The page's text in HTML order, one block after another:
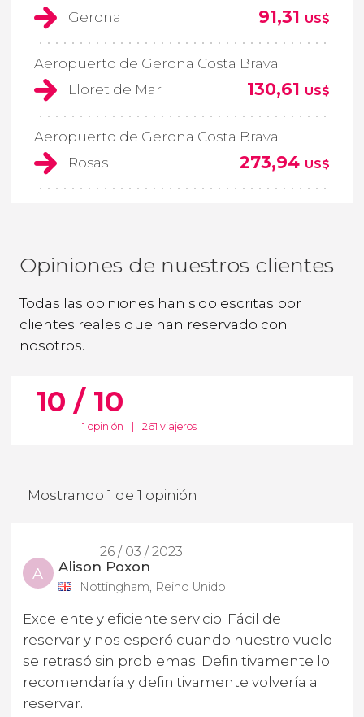
Gerona
91,31 US$
Aeropuerto de Gerona Costa Brava
Lloret de Mar
130,61 US$
Aeropuerto de Gerona Costa Brava
Rosas
273,94 US$
Opiniones de nuestros clientes
Todas las opiniones han sido escritas por
clientes reales que han reservado con
nosotros.
10 / 10
1 opinión 261 viajeros
Mostrando 1 de 1 opinión
26 / 03 / 2023
A Alison Poxon
Nottingham, Reino Unido
Excelente y eficiente servicio. Fácil de
reservar y nos esperó cuando nuestro vuelo
se retrasó sin problemas. Definitivamente lo
recomendaría y definitivamente volvería a
reservar.